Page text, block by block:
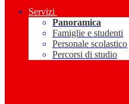
Servizi
Panoramica
Famiglie e studenti
Personale scolastico
Percorsi di studio